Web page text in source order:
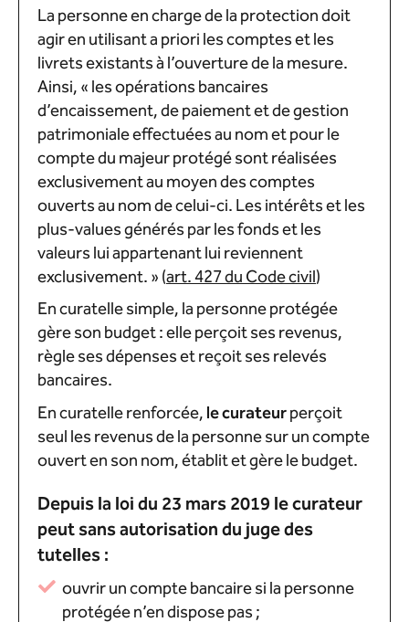
La personne en charge de la protection doit
agir en utilisant a priori les comptes et les
livrets existants à l’ouverture de la mesure.
Ainsi, « les opérations bancaires
d’encaissement, de paiement et de gestion
patrimoniale effectuées au nom et pour le
compte du majeur protégé sont réalisées
exclusivement au moyen des comptes
ouverts au nom de celui-ci. Les intérêts et les
plus-values générés par les fonds et les
valeurs lui appartenant lui reviennent
exclusivement. » (art. 427 du Code civil)
En curatelle simple, la personne protégée
gère son budget : elle perçoit ses revenus,
règle ses dépenses et reçoit ses relevés
bancaires.
En curatelle renforcée,le curateurperçoit
seul les revenus de la personne sur un compte
ouvert en son nom, établit et gère le budget.
Depuis la loi du 23 mars 2019 le curateur
peut sans autorisation du juge des
tutelles :
ouvrir un compte bancaire si la personne
protégée n’en dispose pas ;